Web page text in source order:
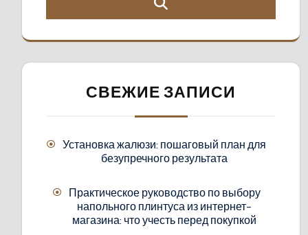
СВЕЖИЕ ЗАПИСИ
Установка жалюзи: пошаговый план для
безупречного результата
Практическое руководство по выбору
напольного плинтуса из интернет-
магазина: что учесть перед покупкой